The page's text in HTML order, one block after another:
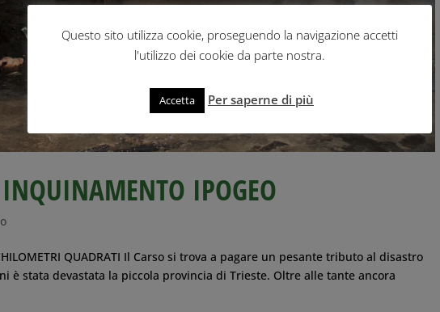
IPOGEO
QUADRATI Il Carso si trova a pagare un pesante tributo al disastro
è stata devastata la piccola provincia di Trieste. Oltre alle tante ancora
Questo sito utilizza cookie, proseguendo la navigazione accetti
l'utilizzo dei cookie da parte nostra.
Accetta Per saperne di più